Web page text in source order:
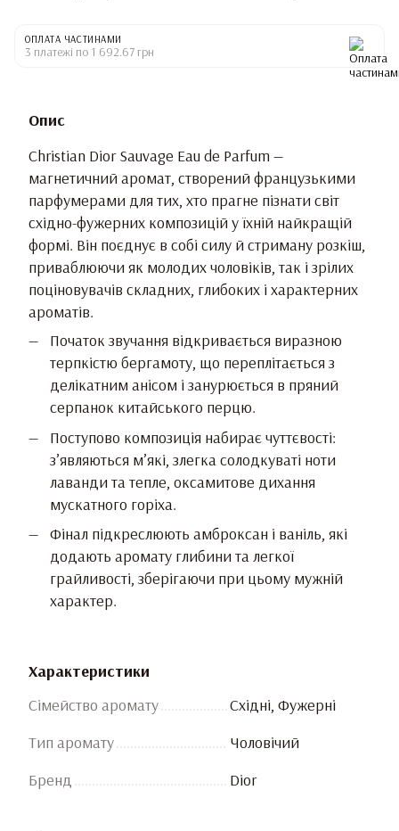
ОПЛАТА ЧАСТИНАМИ
3 платежі по 1 692.67 грн
Опис
Christian Dior Sauvage Eau de Parfum —
магнетичний аромат, створений французькими
парфумерами для тих, хто прагне пізнати світ
східно-фужерних композицій у їхній найкращій
формі. Він поєднує в собі силу й стриману розкіш,
приваблюючи як молодих чоловіків, так і зрілих
поціновувачів складних, глибоких і характерних
ароматів.
Початок звучання відкривається виразною
терпкістю бергамоту, що переплітається з
делікатним анісом і занурюється в пряний
серпанок китайського перцю.
Поступово композиція набирає чуттєвості:
з’являються м’які, злегка солодкуваті ноти
лаванди та тепле, оксамитове дихання
мускатного горіха.
Фінал підкреслюють амброксан і ваніль, які
додають аромату глибини та легкої
грайливості, зберігаючи при цьому мужній
характер.
Характеристики
Сімейство аромату
Східні, Фужерні
Тип аромату
Чоловічий
Бренд
Dior